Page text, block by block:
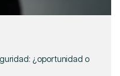
¿oportunidad o